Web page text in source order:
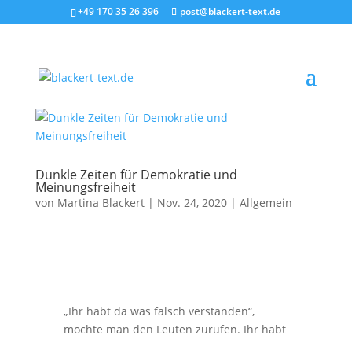
+49 170 35 26 396 post@blackert-text.de
Dunkle Zeiten für Demokratie und
Meinungsfreiheit
von Martina Blackert| Nov. 24, 2020| Allgemein
„Ihr habt da was falsch verstanden“,
möchte man den Leuten zurufen. Ihr habt